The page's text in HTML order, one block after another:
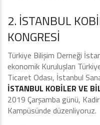
2. İSTANBUL
KONGRESİ
Türkiye Bilişim Derneği
ekonomik Kuruluşları
Ticaret Odası, İstanbul
İSTANBUL KOBİLER VE
2019 Çarşamba günü,
Kampüsünde düzenliyoruz.